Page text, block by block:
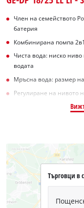
Член на семейството
батерия
Комбинирана помпа
Чиста вода: ниско
водата
Мръсна вода: размер
Регулиране на нивото
Търговци в